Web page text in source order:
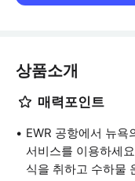
상품소개
매력포인트
EWR 공항에서 뉴욕
서비스를 이용하세
식을 취하고 수하물